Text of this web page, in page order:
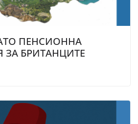
ПЕНСИОННА
ЗА БРИТАНЦИТЕ